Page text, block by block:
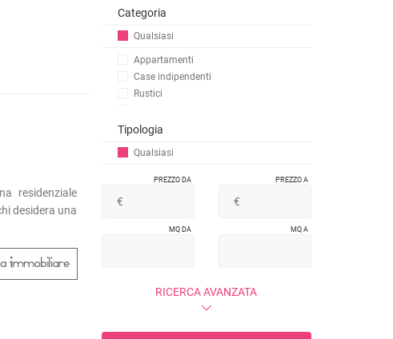
residenziale
desidera una
Categoria
Qualsiasi
Appartamenti
Case indipendenti
Rustici
Magazzini
Tipologia
Qualsiasi
PREZZO DA PREZZO A
MQ DA MQ A
RICERCA AVANZATA